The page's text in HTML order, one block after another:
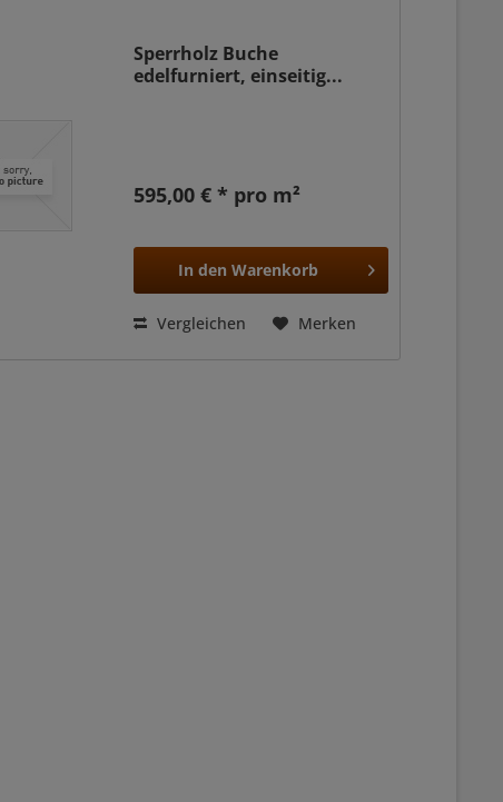
Sperrholz Buche
edelfurniert, einseitig...
595,00 € * pro m²
In den Warenkorb
Vergleichen Merken